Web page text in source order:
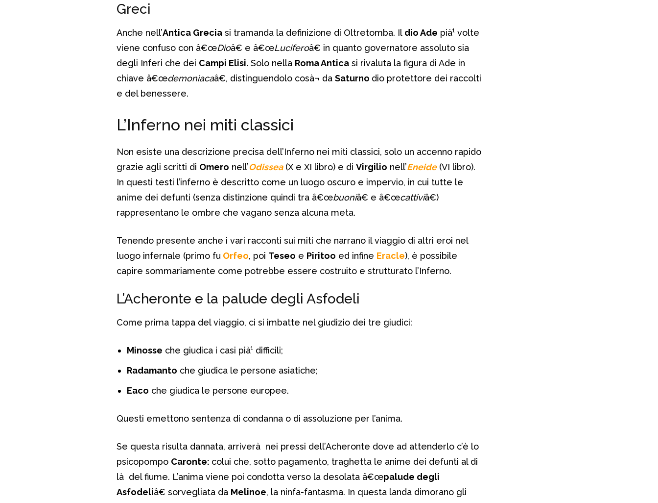
Greci
Anche nell’Antica Grecia si tramanda la definizione di Oltretomba. Il dio Ade pià¹ volte
viene confuso con â€œDioâ€ e â€œLuciferoâ€ in quanto governatore assoluto sia
degli Inferi che dei Campi Elisi. Solo nella Roma Antica si rivaluta la figura di Ade in
chiave â€œdemoniacaâ€, distinguendolo cosà¬ da Saturno dio protettore dei raccolti
e del benessere.
L’Inferno nei miti classici
Non esiste una descrizione precisa dell’Inferno nei miti classici, solo un accenno rapido
grazie agli scritti di Omero nell’Odissea(X e XI libro) e di Virgilio nell’Eneide(VI libro).
In questi testi l’inferno è descritto come un luogo oscuro e impervio, in cui tutte le
anime dei defunti (senza distinzione quindi tra â€œbuoniâ€ e â€œcattiviâ€)
rappresentano le ombre che vagano senza alcuna meta.
Tenendo presente anche i vari racconti sui miti che narrano il viaggio di altri eroi nel
luogo infernale (primo fu Orfeo, poi Teseo e Piritoo ed infine Eracle), è possibile
capire sommariamente come potrebbe essere costruito e strutturato l’Inferno.
L’Acheronte e la palude degli Asfodeli
Come prima tappa del viaggio, ci si imbatte nel giudizio dei tre giudici:
Minosse che giudica i casi pià¹ difficili;
Radamanto che giudica le persone asiatiche;
Eaco che giudica le persone europee.
Questi emettono sentenza di condanna o di assoluzione per l’anima.
Se questa risulta dannata, arriverà nei pressi dell’Acheronte dove ad attenderlo c’è lo
psicopompo Caronte: colui che, sotto pagamento, traghetta le anime dei defunti al di
là del fiume. L’anima viene poi condotta verso la desolata â€œpalude degli
Asfodeliâ€ sorvegliata da Melinoe, la ninfa-fantasma. In questa landa dimorano gli